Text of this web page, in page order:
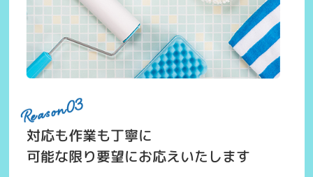
対応も作業も丁寧に
可能な限り要望にお応えいたします